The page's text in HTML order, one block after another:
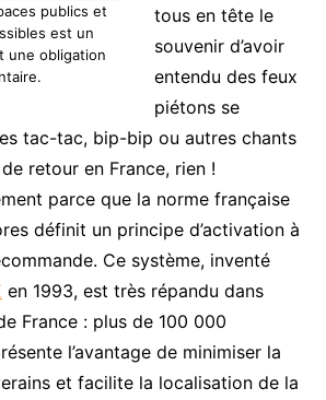
publics et
est un
une obligation
tous en tête le
souvenir d’avoir
entendu des feux
piétons se
tac-tac, bip-bip ou autres chants
retour en France, rien !
parce que la norme française
définit un principe d’activation à
Ce système, inventé
en 1993, est très répandu dans
France : plus de 100 000
l’avantage de minimiser la
et facilite la localisation de la